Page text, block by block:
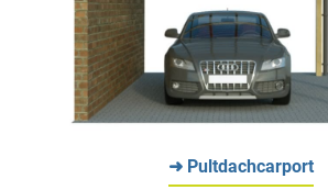
➜ Pultdachcarport